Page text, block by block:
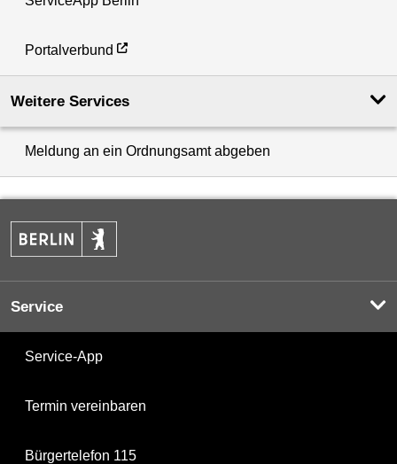
Portalverbund
Weitere Services
Meldung an ein Ordnungsamt abgeben
Service
Service-App
Termin vereinbaren
Bürgertelefon 115